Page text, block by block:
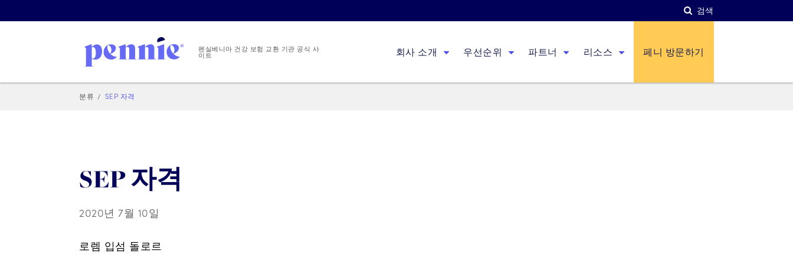
검색
펜실베니아 건강 보험 교환 기관 공식 사
이트 회사 소개 우선순위 파트너 리소스 페니 방문하기
분류 SEP 자격
SEP 자격
2020년 7월 10일
로렘 입섬 돌로르